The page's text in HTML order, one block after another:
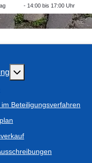
- 14:00 bis 17:00 Uhr
Weitere
Beteiligungsverfahren